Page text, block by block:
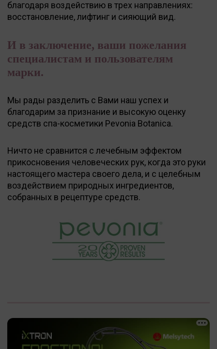
благодаря воздействию в трех направлениях:
восстановление, лифтинг и сияющий вид.
И в заключение, ваши пожелания
специалистам и пользователям
марки.
Мы рады разделить с Вами наш успех и
благодарим за признание и высокую оценку
средств спа-косметики Pevonia Botanica.
Ничто не сравнится с лечебным эффектом
прикосновения человеческих рук, когда это руки
настоящего мастера своего дела, и с целебным
воздействием природных ингредиентов,
собранных в рецептуре средств.